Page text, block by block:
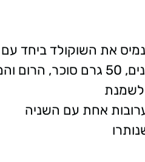
את השוקולד ביחד
אחת עם השניה